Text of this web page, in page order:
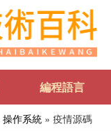
編程語言
操作系統 » 疫情源碼